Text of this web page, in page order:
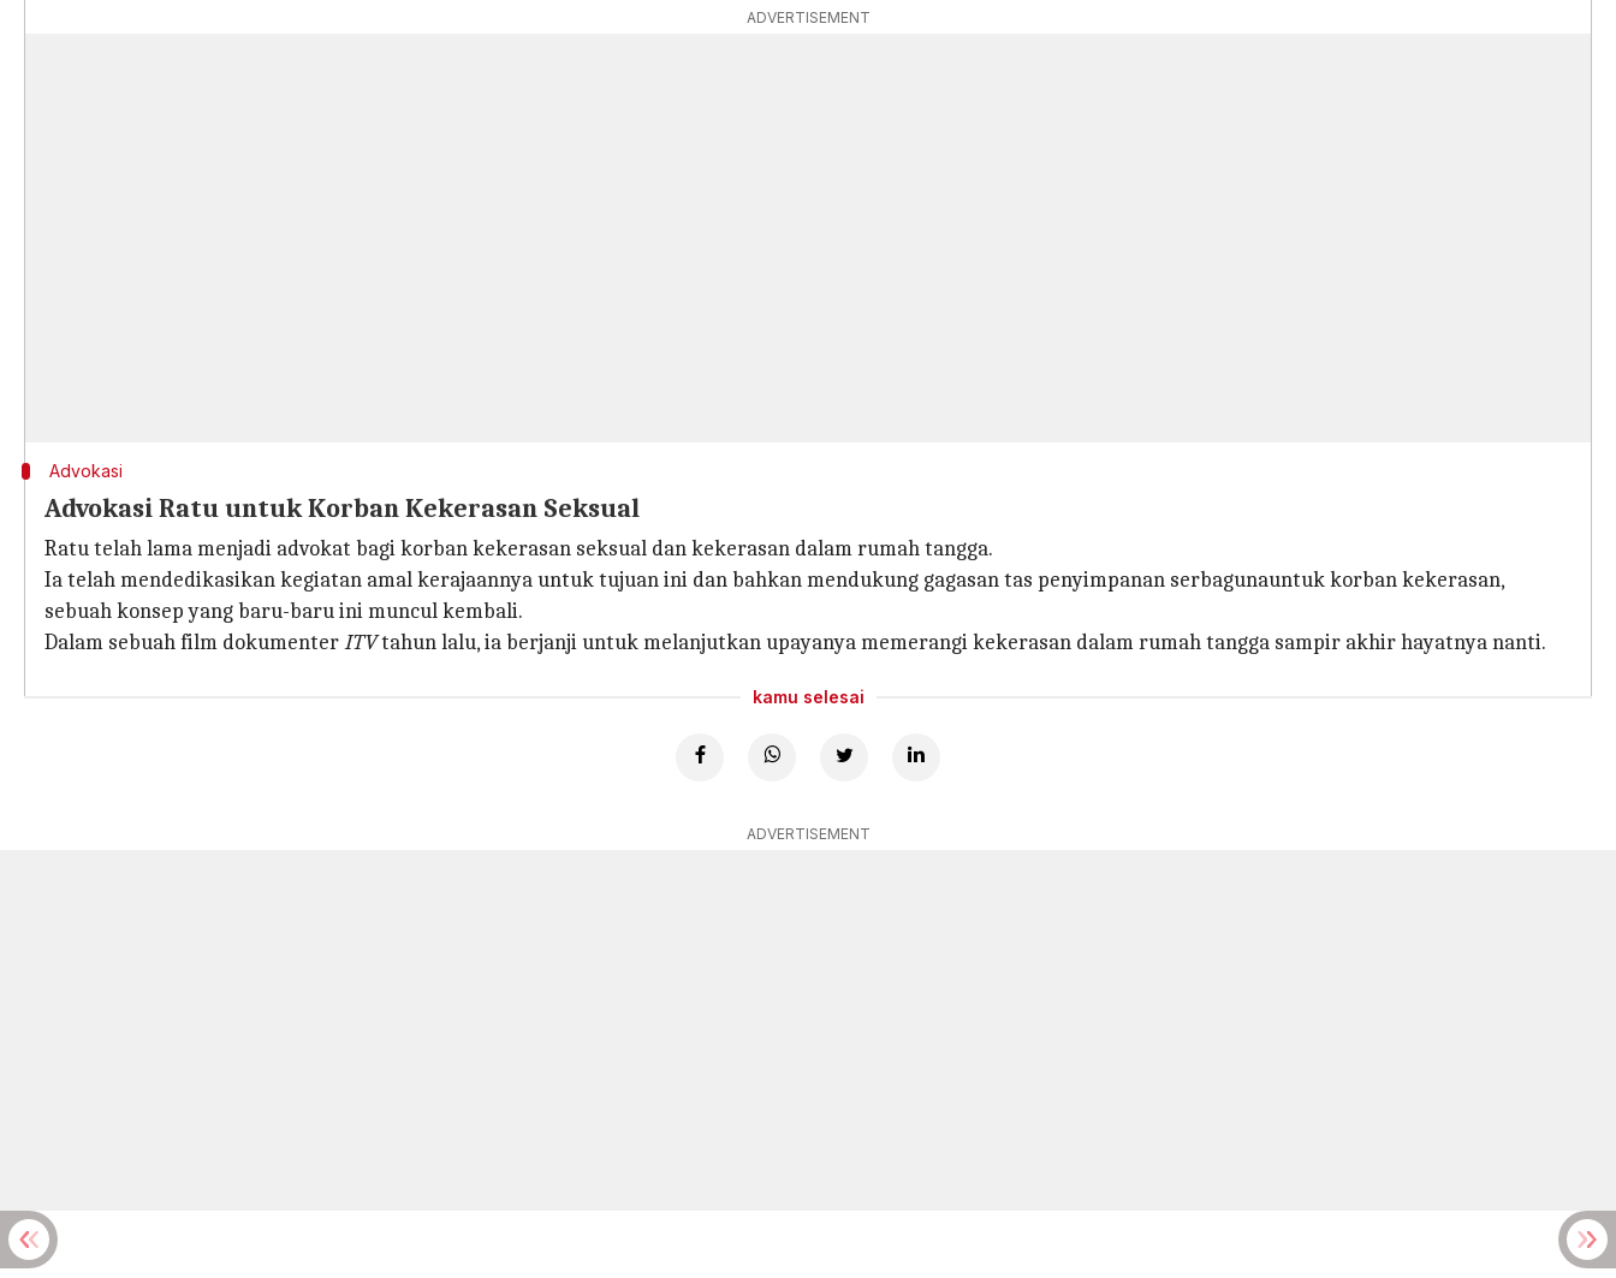
ADVERTISEMENT
Advokasi
Advokasi Ratu untuk Korban Kekerasan Seksual
Ratu telah lama menjadi advokat bagi korban kekerasan seksual dan kekerasan dalam rumah tangga.
Ia telah mendedikasikan kegiatan amal kerajaannya untuk tujuan ini dan bahkan mendukung gagasan tas penyimpanan serbagunauntuk korban kekerasan,
sebuah konsep yang baru-baru ini muncul kembali.
Dalam sebuah film dokumenterITVtahun lalu, ia berjanji untuk melanjutkan upayanya memerangi kekerasan dalam rumah tangga sampir akhir hayatnya nanti.
kamu selesai
ADVERTISEMENT